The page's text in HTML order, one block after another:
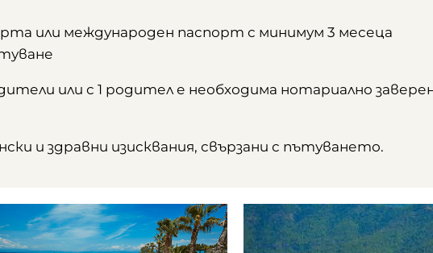
или международен паспорт с минимум 3 месеца
или с 1 родител е необходима нотариално
и здравни изисквания, свързани с пътуването.